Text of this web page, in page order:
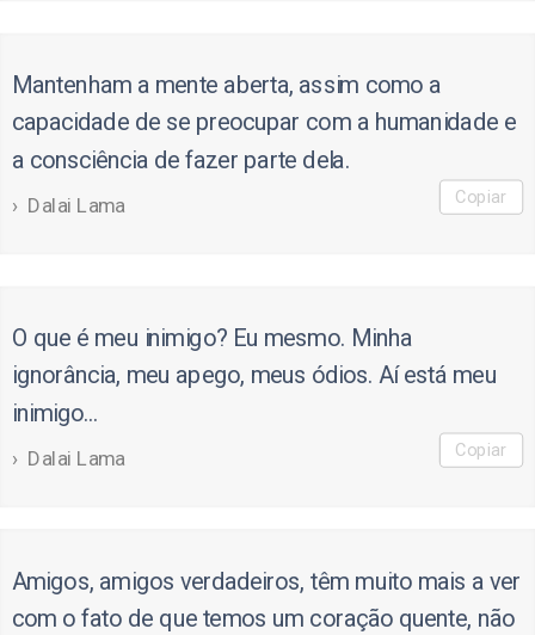
Mantenham a mente aberta, assim como a
capacidade de se preocupar com a humanidade e
a consciência de fazer parte dela.
Dalai Lama Copiar
O que é meu inimigo? Eu mesmo. Minha
ignorância, meu apego, meus ódios. Aí está meu
inimigo...
Dalai Lama Copiar
Amigos, amigos verdadeiros, têm muito mais a ver
com o fato de que temos um coração quente, não